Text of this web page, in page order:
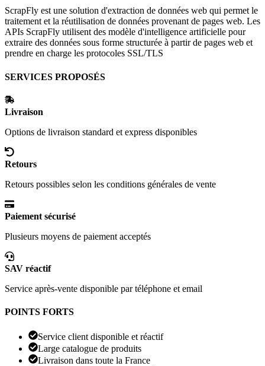
ScrapFly est une solution d'extraction de données web qui permet le
traitement et la réutilisation de données provenant de pages web. Les
APIs ScrapFly utilisent des modèle d'intelligence artificielle pour
extraire des données sous forme structurée à partir de pages web et
prendre en charge les protocoles SSL/TLS
SERVICES PROPOSÉS
Livraison
Options de livraison standard et express disponibles
Retours
Retours possibles selon les conditions générales de vente
Paiement sécurisé
Plusieurs moyens de paiement acceptés
SAV réactif
Service après-vente disponible par téléphone et email
POINTS FORTS
Service client disponible et réactif
Large catalogue de produits
Livraison dans toute la France